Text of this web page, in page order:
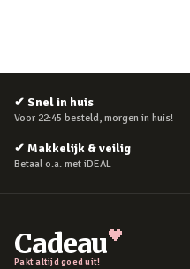
✔ Snel in huis
Voor 22:45 besteld, morgen in huis!
✔ Makkelijk & veilig
Betaal o.a. met iDEAL
Cadeau
Pakt altijd goed uit!